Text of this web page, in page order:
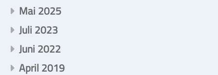
Mai 2025
Juli 2023
Juni 2022
April 2019